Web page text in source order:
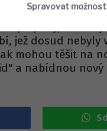
se tvůrci
projekty, které by
jež dosud nebyly
mohou těšit na
a nabídnou
Spravovat